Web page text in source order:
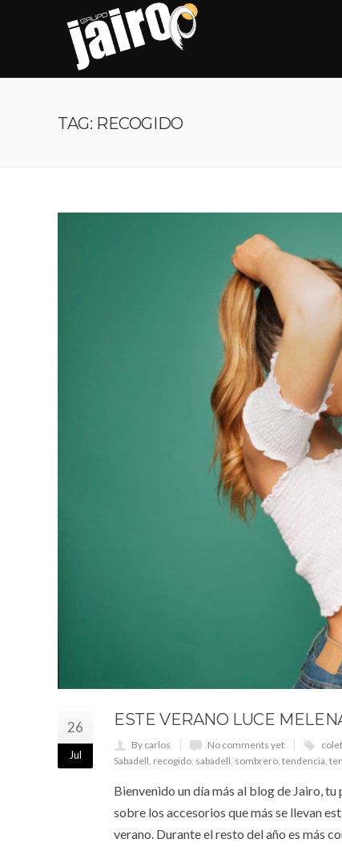
TAG: RECOGIDO
26
Jul
ESTE VERANO LUCE
By carlos No comments yet
Sabadell, recogido, sabadell, sombrero, tendencia,
Bienvenido un día más al blog de Jairo,
sobre los accesorios que más se llevan
verano. Durante el resto del año es más